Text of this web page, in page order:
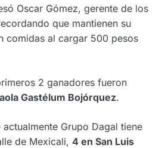
Oscar Gómez, gerente de los
que mantienen su
comidas al cargar 500 pesos
2 ganadores fueron
Gastélum Bojórquez.
Grupo Dagal tiene
de Mexicali, 4 en San Luis